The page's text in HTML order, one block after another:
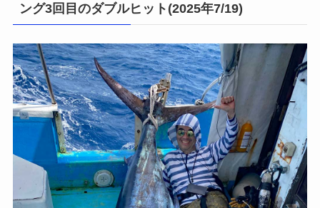
ング3回目のダブルヒット(2025年7/19)